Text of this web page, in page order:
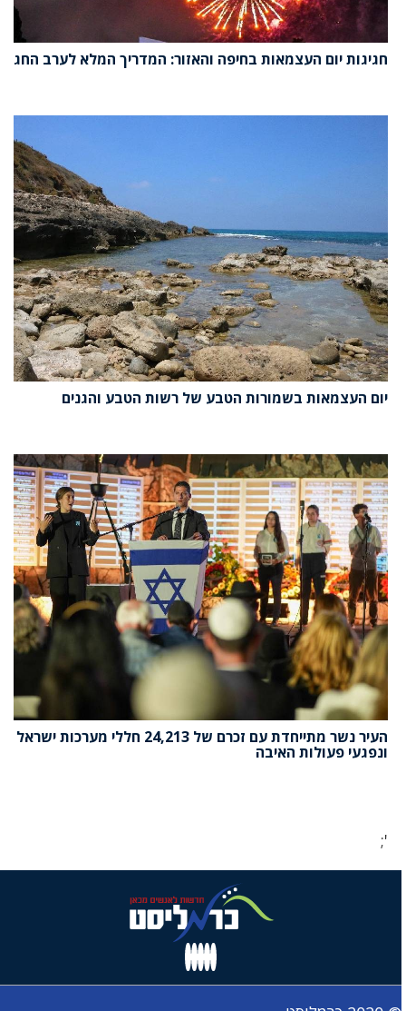
חגיגות יום העצמאות בחיפה והאזור: המדריך המלא לערב החג
יום העצמאות בשמורות הטבע של רשות הטבע והגנים
העיר נשר מתייחדת עם זכרם של 24,213 חללי מערכות ישראל
ונפגעי פעולות האיבה
';